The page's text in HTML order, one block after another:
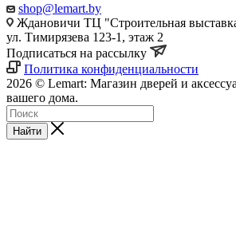
shop@lemart.by
Ждановичи ТЦ "Строительная
ул. Тимирязева 123-1, этаж 2
Подписаться на рассылку
Политика конфиденциальности
2026 © Lemart: Магазин дверей и
вашего дома.
Найти